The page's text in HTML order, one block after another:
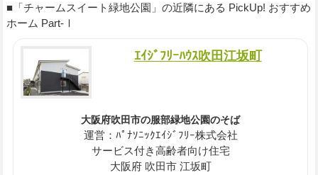
■「チャームスイート緑地公園」の近隣にある PickUp! おすすめ
ホーム Part-Ⅰ
ｴｲｼﾞﾌﾘｰﾊｳｽ吹田江坂町
大阪府吹田市の服部緑地公園のそば
運営：ﾊﾟﾅｿﾆｯｸｴｲｼﾞﾌﾘｰ株式会社
サービス付き高齢者向け住宅
大阪府 吹田市 江坂町